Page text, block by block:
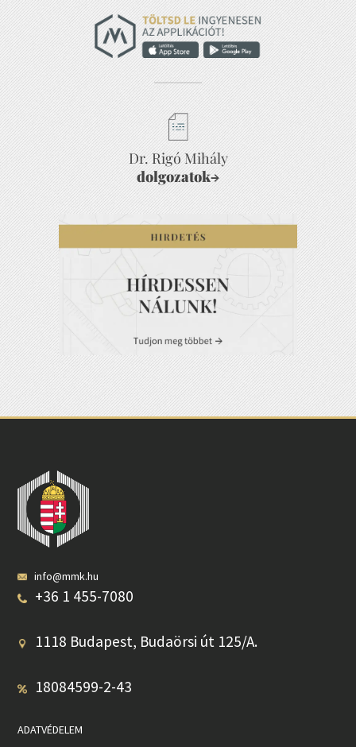
Dr. Rigó Mihály
dolgozatok→
info@mmk.hu
+36 1 455-7080
1118 Budapest, Budaörsi út 125/A.
18084599-2-43
ADATVÉDELEM